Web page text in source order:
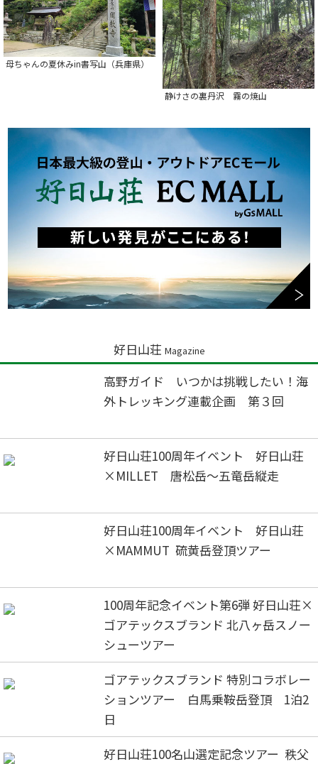
母ちゃんの夏休みin書写山（兵庫県）
静けさの裏丹沢 霧の焼山
好日山荘 Magazine
高野ガイド いつかは挑戦したい！海
外トレッキング連載企画 第３回
好日山荘100周年イベント 好日山荘
×MILLET 唐松岳～五竜岳縦走
好日山荘100周年イベント 好日山荘
×MAMMUT 硫黄岳登頂ツアー
100周年記念イベント第6弾 好日山荘×
ゴアテックスブランド 北八ヶ岳スノー
シューツアー
ゴアテックスブランド 特別コラボレー
ションツアー 白馬乗鞍岳登頂 1泊2
日
好日山荘100名山選定記念ツアー 秩父